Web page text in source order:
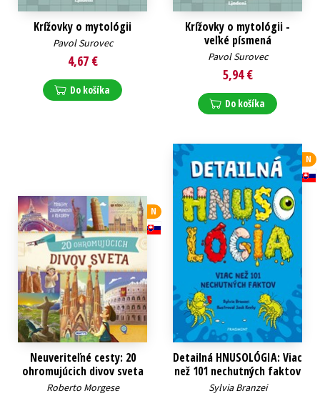
Krížovky o mytológii
Pavol Surovec
4,67 €
Do košíka
Krížovky o mytológii -
veľké písmená
Pavol Surovec
5,94 €
Do košíka
N
Neuveriteľné cesty: 20
ohromujúcich divov sveta
Roberto Morgese
N
Detailná HNUSOLÓGIA: Viac
než 101 nechutných faktov
Sylvia Branzei